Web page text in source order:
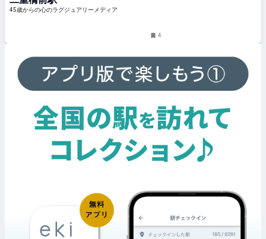
45歳からの心のラグジュアリーメディア
4